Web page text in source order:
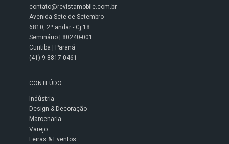
contato@revistamobile.com.br
Avenida Sete de Setembro
6810, 2º andar - Cj 18
Seminário | 80240-001
Curitiba | Paraná
(41) 9 8817 0461
CONTEÚDO
Indústria
Design & Decoração
Marcenaria
Varejo
Feiras & Eventos